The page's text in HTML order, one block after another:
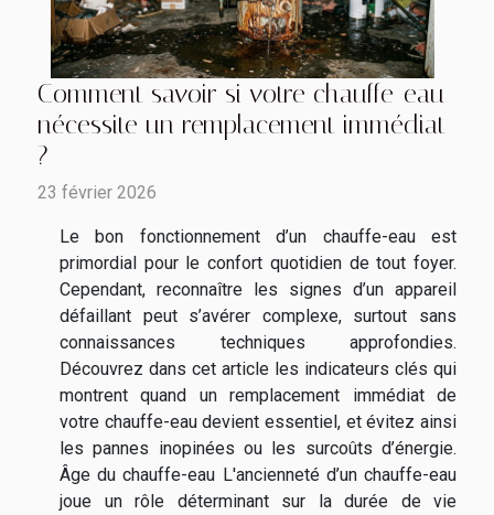
Comment savoir si votre chauffe-eau
nécessite un remplacement immédiat
?
23 février 2026
Le bon fonctionnement d’un chauffe-eau est
primordial pour le confort quotidien de tout foyer.
Cependant, reconnaître les signes d’un appareil
défaillant peut s’avérer complexe, surtout sans
connaissances techniques approfondies.
Découvrez dans cet article les indicateurs clés qui
montrent quand un remplacement immédiat de
votre chauffe-eau devient essentiel, et évitez ainsi
les pannes inopinées ou les surcoûts d’énergie.
Âge du chauffe-eau L'ancienneté d’un chauffe-eau
joue un rôle déterminant sur la durée de vie